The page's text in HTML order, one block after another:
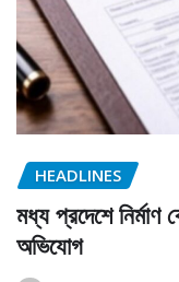
HEADLINES
মধ্য প্রদেশে নির্মাণ
অভিযোগ